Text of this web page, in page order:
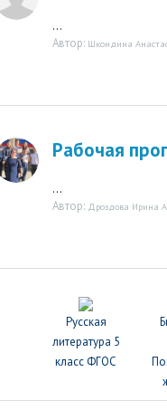
...
Автор: Шкондина
Рабочая
...
Автор: Дроздова Ирина
Русская
литература 5
класс ФГОС